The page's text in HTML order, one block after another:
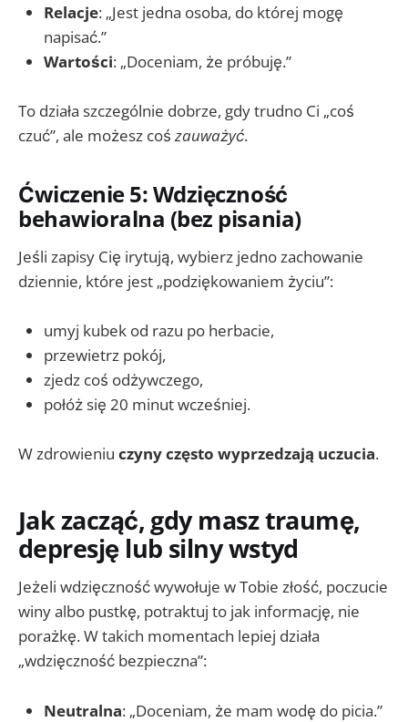
Relacje: „Jest jedna osoba, do której mogę
napisać.”
Wartości: „Doceniam, że próbuję.”
To działa szczególnie dobrze, gdy trudno Ci „coś
czuć”, ale możesz cośzauważyć.
Ćwiczenie 5: Wdzięczność
behawioralna (bez pisania)
Jeśli zapisy Cię irytują, wybierz jedno zachowanie
dziennie, które jest „podziękowaniem życiu”:
umyj kubek od razu po herbacie,
przewietrz pokój,
zjedz coś odżywczego,
połóż się 20 minut wcześniej.
W zdrowieniu czyny często wyprzedzają uczucia.
Jak zacząć, gdy masz traumę,
depresję lub silny wstyd
Jeżeli wdzięczność wywołuje w Tobie złość, poczucie
winy albo pustkę, potraktuj to jak informację, nie
porażkę. W takich momentach lepiej działa
„wdzięczność bezpieczna”:
Neutralna: „Doceniam, że mam wodę do picia.”